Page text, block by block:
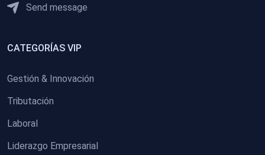
Send message
CATEGORÍAS VIP
Gestión & Innovación
Tributación
Laboral
Liderazgo Empresarial